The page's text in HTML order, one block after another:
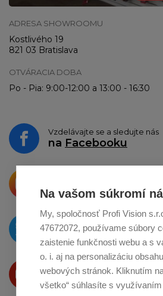
Na vašom súkromí
My, spoločnosť Profi Vision
47672072, používame súbory
zaistenie funkčnosti webu a s
o. i. aj na personalizáciu
webových stránok. Kliknutím
všetko“ súhlasíte s
ADRESA SHOWROOMU
Kostlivého 19
821 03 Bratislava
OTVÁRACIA DOBA
Po - Pia: 9:00-12:00 a 13:00 - 16:30
Vzdelávajte se a sledujte nás
na Facebooku
o zdieľanie na
O novinkách píšeme
naTwitteri
Produkty Vám predstavujeme
na Youtube